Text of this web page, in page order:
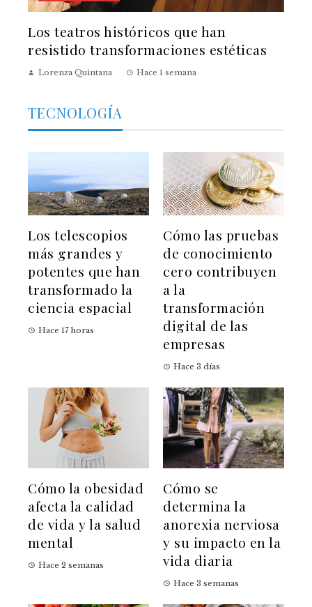
Los teatros históricos que han
resistido transformaciones estéticas
Lorenza Quintana Hace 1 semana
TECNOLOGÍA
Los telescopios
más grandes y
potentes que han
transformado la
ciencia espacial
Hace 17 horas
Cómo las pruebas
de conocimiento
cero contribuyen
a la
transformación
digital de las
empresas
Hace 3 días
Cómo la obesidad
afecta la calidad
de vida y la salud
mental
Hace 2 semanas
Cómo se
determina la
anorexia nerviosa
y su impacto en la
vida diaria
Hace 3 semanas